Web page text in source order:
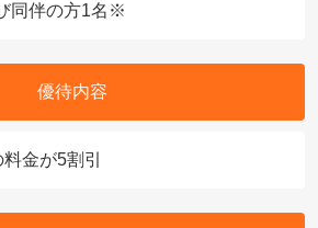
同伴の方1名※
優待内容
金が5割引